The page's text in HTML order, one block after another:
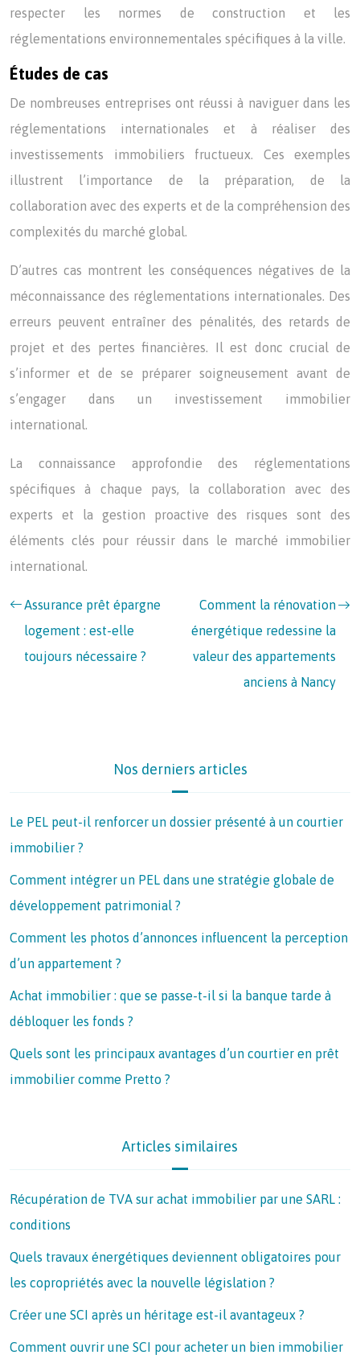
respecter les normes de construction et les
réglementations environnementales spécifiques à la ville.
Études de cas
De nombreuses entreprises ont réussi à naviguer dans les
réglementations internationales et à réaliser des
investissements immobiliers fructueux. Ces exemples
illustrent l’importance de la préparation, de la
collaboration avec des experts et de la compréhension des
complexités du marché global.
D’autres cas montrent les conséquences négatives de la
méconnaissance des réglementations internationales. Des
erreurs peuvent entraîner des pénalités, des retards de
projet et des pertes financières. Il est donc crucial de
s’informer et de se préparer soigneusement avant de
s’engager dans un investissement immobilier
international.
La connaissance approfondie des réglementations
spécifiques à chaque pays, la collaboration avec des
experts et la gestion proactive des risques sont des
éléments clés pour réussir dans le marché immobilier
international.
Assurance prêt épargne
logement : est-elle
toujours nécessaire ?
Comment la rénovation
énergétique redessine la
valeur des appartements
anciens à Nancy
Nos derniers articles
Le PEL peut-il renforcer un dossier présenté à un courtier
immobilier ?
Comment intégrer un PEL dans une stratégie globale de
développement patrimonial ?
Comment les photos d’annonces influencent la perception
d’un appartement ?
Achat immobilier : que se passe-t-il si la banque tarde à
débloquer les fonds ?
Quels sont les principaux avantages d’un courtier en prêt
immobilier comme Pretto ?
Articles similaires
Récupération de TVA sur achat immobilier par une SARL :
conditions
Quels travaux énergétiques deviennent obligatoires pour
les copropriétés avec la nouvelle législation ?
Créer une SCI après un héritage est-il avantageux ?
Comment ouvrir une SCI pour acheter un bien immobilier